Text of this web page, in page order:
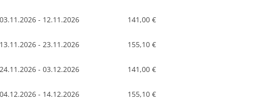
03.11.2026 - 12.11.2026 141,00 €
13.11.2026 - 23.11.2026 155,10 €
24.11.2026 - 03.12.2026 141,00 €
04.12.2026 - 14.12.2026 155,10 €